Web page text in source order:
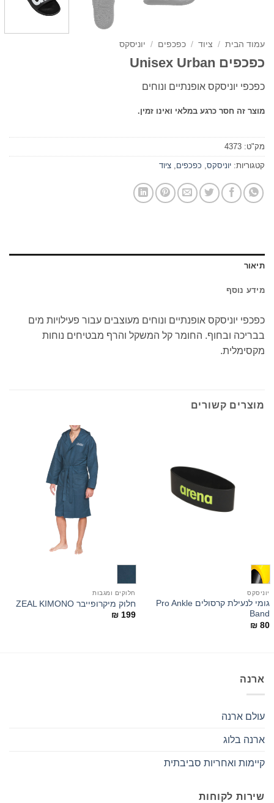
עמוד הבית / ציוד / כפכפים / יוניסקס
כפכפים Unisex Urban
כפכפי יוניסקס אופנתיים ונוחים
מוצר זה חסר כרגע במלאי ואינו זמין.
מק"ט: 4373
קטגוריות: יוניסקס כפכפים ציוד
תיאור
מידע נוסף
כפכפי יוניסקס אופנתיים ונוחים מעוצבים עבור פעילויות מים
בבריכה ובחוף. החומר קל המשקל והרף מבטיחים נוחות
מקסימלית.
מוצרים קשורים
יוניסקס
גומי לנעילת קרסולים Pro Ankle
Band
₪ 80
חלוקים ומגבות
חלוק מיקרופייבר ZEAL KIMONO
₪ 199
ארנה
עולם ארנה
ארנה בלוג
קיימות ואחריות סביבתית
שירות לקוחות